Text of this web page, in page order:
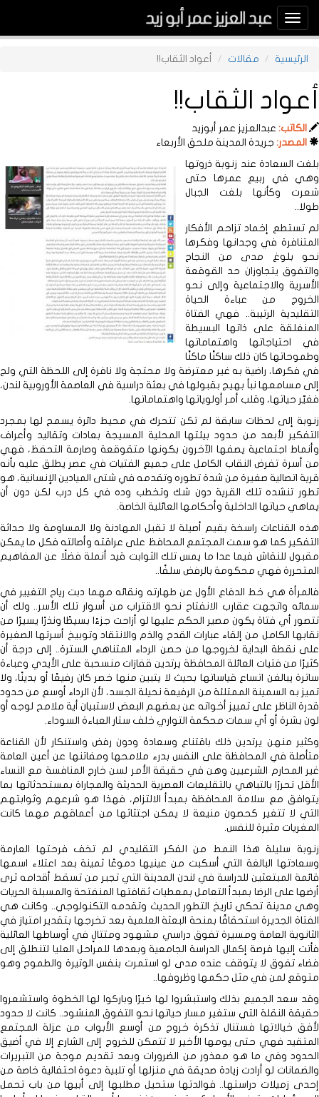
Toggle
navigation
الرئيسية مقالات أعواد الثقاب!!
أعواد الثقاب!!
الكاتب: عبدالعزيز عمر أبوزيد
المصدر: جريدة المدينة ملحق الأربعاء
بلغت السعادة عند زنوبة ذروتها
وهي في ربيع عمرها حتى
شعرت وكأنها بلغت الجبال
طولا..
لم تستطع إخماد تزاحم الأفكار
المتنافرة في وجدانها وفكرها
نحو بلوغ مدى من النجاح
والتفوق يتجاوزان حد القوقعة
الأسرية والاجتماعية وإلى نحو
الخروج من عباءة الحياة
التقليدية الرتيبة.. فهي الفتاة
المنغلقة على ذاتها البسيطة
في احتياجاتها واهتماماتها
وطموحاتها كان ذلك ساكنًا ماكنًا
في فكرها، راضية به غير معترضة ولا محتجة ولا نافرة إلى اللحظة التي ولج
إلى مسامعها نبأ بهيج بقبولها في بعثة دراسية في العاصمة الأوروبية لندن،
فغيّر حياتها، وقلب أمر أولوياتها واهتماماتها.
زنوبة إلى لحظات سابقة لم تكن تتحرك في محيط دائرة يسمح لها بمجرد
التفكير لأبعد من حدود بيئتها المحلية المسيجة بعادات وتقاليد وأعراف
وأنماط اجتماعية يصفها الآخرون بكونها متقوقعة وصارمة التحفظ، فهي
من أسرة تفرض النقاب الكامل على جميع الفتيات في عصر يطلق عليه بأنه
قرية اتصالية صغيرة من شدة تطوره وتقدمه في شتى الميادين الإنسانية، هو
تطور تنشده تلك القرية دون شك وتخطب وده في كل درب لكن دون أن
يماهي حياتها الداخلية وأحكامها العائلية الخاصة.
هذه القناعات راسخة بقيم أصيلة لا تقبل المهادنة ولا المساومة ولا حداثة
التفكير كما هو سمت المجتمع المحافظ على عراقته وأصالته فكل ما يمكن
مقبول للنقاش فيما عدا ما يمس تلك الثوابت قيد أنملة فضلًا عن المفاهيم
المتحررة فهي محكومة بالرفض سلفًا..
فالمرأة هي خط الدفاع الأول عن طهارته ونقائه مهما دبت رياح التغيير في
سمائه واتجهت عقارب الانفتاح نحو الاقتراب من أسوار تلك الأسر.. ولك أن
تتصور أي فتاة يكون مصير الحكم عليها لو أزاحت جزءًا بسيطًا ونذرًا يسيرًا من
نقابها الكامل من إلقاء عبارات القدح والذم والانتقاد وتوبيخ أسرتها الصغيرة
على نقطة البداية لخروجها من حصن الرداء المتناهي السترة.. إلى درجة أن
كثيرًا من فتيات العائلة المحافظة يرتدين قفازات منسحبة على الأيدي وعباءة
ساترة يبالغن اتساع قياساتها بحيث لا يتبين منها خصر كان رفيعًا أو بدينًا، ولا
تميز به السمينة الممتلئة من الرفيعة نحيلة الجسد، لأن الرداء أوسع من حدود
قدرة الناظر على تمييز أخواته عن بعضهم البعض لاستبيان أية ملامح لوجه أو
لون بشرة أو أي سمات محكمة التواري خلف ستار العباءة السوداء.
وكثير منهن يرتدين ذلك باقتناع وسعادة ودون رفض واستنكار لأن القناعة
متأصلة في المحافظة على النفس بدرء ملامحها ومفاتنها عن أعين العامة
غير المحارم الشرعيين وهن في حقيقة الأمر لسن خارج المنافسة مع النساء
الأقل تحررًا بالتباهي بالتقليعات العصرية الحديثة والمجاراة بمستحدثاتها بما
يتوافق مع سلامة المحافظة بمبدأ الالتزام، فهذا هو شرعهم وثوابتهم
التي لا تتغير كحصون منيعة لا يمكن اجتثاثها من أعماقهم مهما كانت
المغريات مثيرة للنفس.
زنوبة سليلة هذا النمط من الفكر التقليدي لم تخف فرحتها العارمة
وسعادتها البالغة التي أسكبت من عينيها دموعًا ثمينة بعد اعتلاء اسمها
قائمة المبتعثين للدراسة في لندن المدينة التي تجبر من تسقط أقدامه ثرى
أرضها على الرضا بمبدأ التعامل بمعطيات ثقافتها المنفتحة والمسبلة الحريات
وهي مدينة تحكي تاريخ التطور الحديث وتقدمه التكنولوجي.. وكانت هي
الفتاة الجديرة استحقاقًا بمنحة البعثة العلمية بعد تخرجها بتقدير امتياز في
الثانوية العامة ومسيرة تفوق دراسي مشهود ومتتالٍ في أوساطها العائلية
فأتت إليها فرصة إكمال الدراسة الجامعية وبعدها للمراحل العليا لتنطلق إلى
فضاء تفوق لا يتوقف عنده مدى لو استمرت بنفس الوتيرة والطموح وهو
متوقع لمن في مثل حكمها وظروفها..
وقد سعد الجميع بذلك واستبشروا لها خيرًا وباركوا لها الخطوة واستشعروا
حقيقة النقلة التي ستغير مسار حياتها نحو التفوق المنشود.. كانت لا حدود
لأفق خيالاتها فستنال تذكرة خروج من أوسع الأبواب من عزلة المجتمع
المتقيد فهي حتى يومها الأخير لا تتمكن للخروج إلى الشارع إلا في أضيق
الحدود وفي ما هو معذور من الضرورات وبعد تقديم موجة من التبريرات
والضمانات لو أرادت زيادة صديقة في منزلها أو تلبية دعوة احتفالية خاصة من
إحدى زميلات دراستها.. فوالدتها ستحيل مطلبها إلى أبيها من باب تحمل